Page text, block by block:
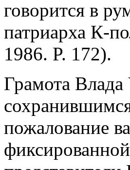
говорится в
патриарха К-
1986. P. 172).
Грамота
пожалование